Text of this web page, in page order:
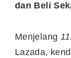
dan Beli
Menjelang
Lazada,